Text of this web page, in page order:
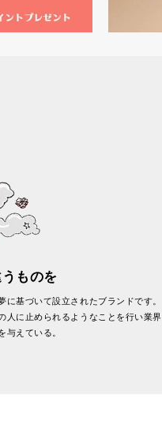
ものを
基づいて設立されたブランドです。
人に止められるようなことを行い業界
与えている。